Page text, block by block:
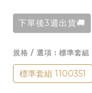
下單後3週出貨🚚
規格 / 選項 : 標準套
標準套組 1100351